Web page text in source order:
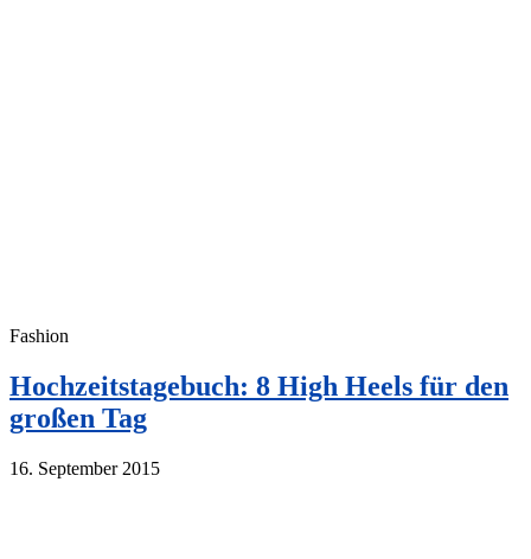
Fashion
Hochzeitstagebuch: 8 High Heels für den
großen Tag
16. September 2015